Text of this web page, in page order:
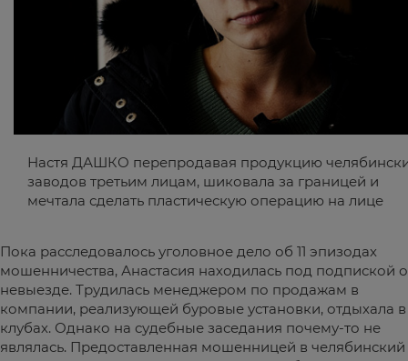
Настя ДАШКО перепродавая продукцию
заводов третьим лицам, шиковала за границей и
мечтала сделать пластическую операцию на лице
Пока расследовалось уголовное дело об 11 эпизодах
мошенничества, Анастасия находилась под подпиской о
невыезде. Трудилась менеджером по продажам в
компании, реализующей буровые установки, отдыхала в
клубах. Однако на судебные заседания почему-то не
являлась. Предоставленная мошенницей в челябинский